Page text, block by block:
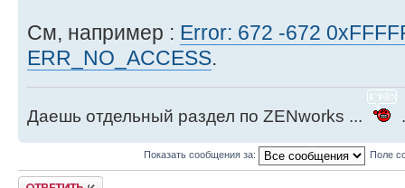
См, например : Error: 672 -672
ERR_NO_ACCESS.
Даешь отдельный раздел по ZENworks ...
Показать сообщения за: Поле
Ответить